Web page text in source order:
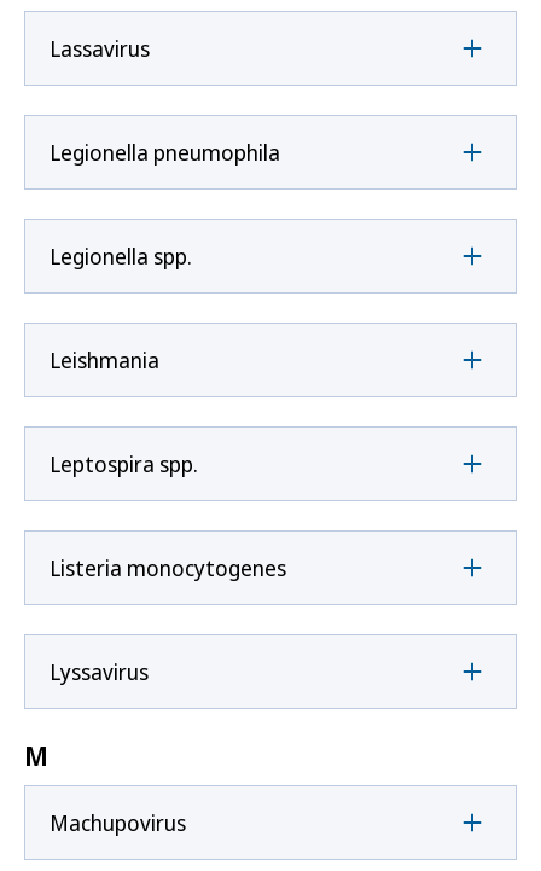
Lassavirus
Legionella pneumophila
Legionella spp.
Leishmania
Leptospira spp.
Listeria monocytogenes
Lyssavirus
M
Machupovirus